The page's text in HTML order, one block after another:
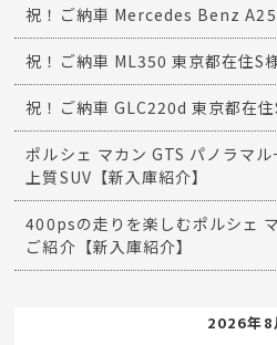
祝！ご納車 Mercedes Benz
祝！ご納車 ML350 東京都在住S
祝！ご納車 GLC220d 東京都在住
ポルシェ マカン GTS パノラマ
上質SUV【新入庫紹介】
400psの走りを楽しむポルシェ
ご紹介【新入庫紹介】
2026年8